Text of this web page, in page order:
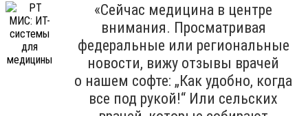
«Сейчас медицина в центре
внимания. Просматривая
федеральные или региональные
новости, вижу отзывы врачей
о нашем софте: „Как удобно, когда
все под рукой!“ Или сельских